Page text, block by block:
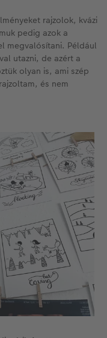
rajzolok, kvázi
pedig azok a
megvalósítani. Például
utazni, de azért a
olyan is, ami szép
és nem